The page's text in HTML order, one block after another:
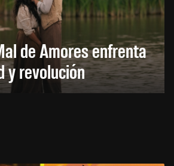
de Amores enfrenta
y revolución